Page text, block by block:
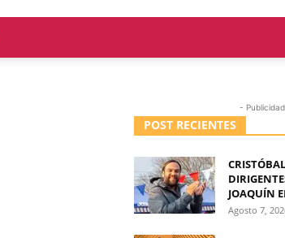
-
POST RECIENTES
JOAQUÍN
Agosto 7,